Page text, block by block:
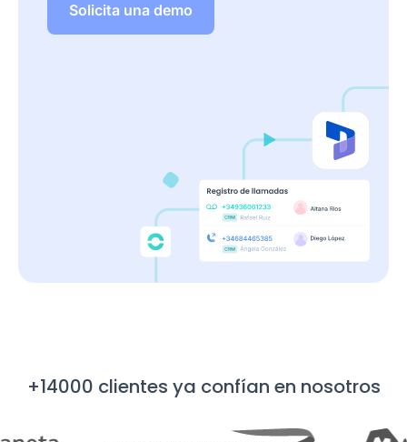
Solicita una demo
+14000 clientes ya confían en nosotros